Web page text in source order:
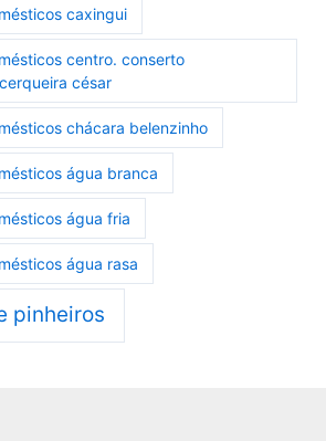
caxingui
centro. conserto
césar
chácara belenzinho
água branca
água fria
água rasa
pinheiros